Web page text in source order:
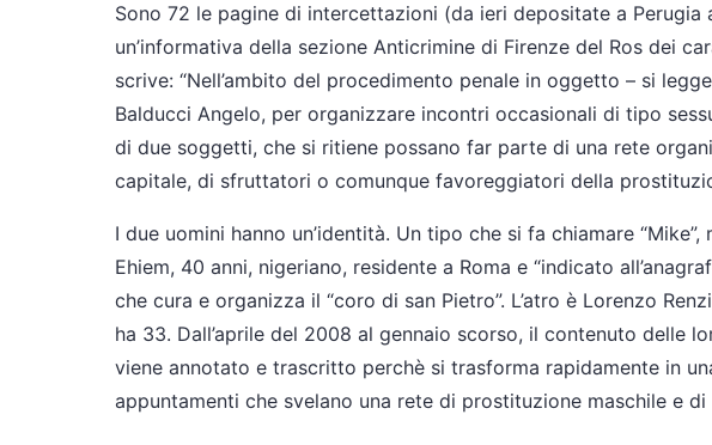
Sono 72 le pagine di intercettazioni (da ieri depositate a Perugia
un’informativa della sezione Anticrimine di Firenze del Ros dei
scrive: “Nell’ambito del procedimento penale in oggetto – si
Balducci Angelo, per organizzare incontri occasionali di tipo
di due soggetti, che si ritiene possano far parte di una rete
capitale, di sfruttatori o comunque favoreggiatori della
I due uomini hanno un’identità. Un tipo che si fa chiamare
Ehiem, 40 anni, nigeriano, residente a Roma e “indicato
che cura e organizza il “coro di san Pietro”. L’atro è Lorenzo
ha 33. Dall’aprile del 2008 al gennaio scorso, il contenuto delle
viene annotato e trascritto perchè si trasforma rapidamente in
appuntamenti che svelano una rete di prostituzione maschile e